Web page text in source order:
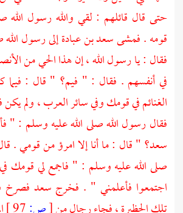
حتى قال قائلهم : لقي والله رسول الله
قومه . فمشىسعد بن عبادةإلى رسول
فقال : يا رسول الله ، إن هذا الحي من
في أنفسهم . فقال : " فيم؟ " قال :
الغنائم في قومك وفي سائر العرب ، ولم
فقال رسول الله صلى الله عليه وسلم : "
سعد؟ " قال : ما أنا إلا امرؤ من قومي .
صلى الله عليه وسلم : " فاجمع لي قومك في
اجتمعوا فأعلمني " . فخرج سعد فصرخ